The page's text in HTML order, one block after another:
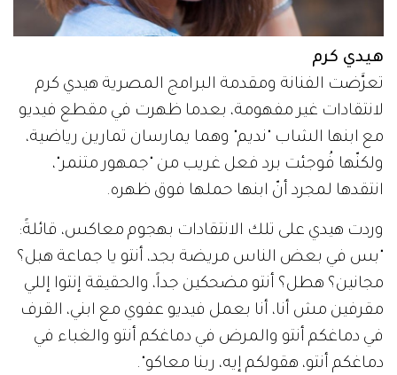
هيدي كرم
تعرَّضت الفنانة ومقدمة البرامج المصرية هيدي كرم
لانتقادات غير مفهومة، بعدما ظهرت في مقطع فيديو
مع ابنها الشاب "نديم" وهما يمارسان تمارين رياضية،
ولكنّها فُوجئت برد فعل غريب من "جمهور متنمر"،
انتقدها لمجرد أنّ ابنها حملها فوق ظهره.
وردت هيدي على تلك الانتقادات بهجوم معاكس، قائلةً:
"بس في بعض الناس مريضة بجد، أنتو يا جماعة هبل؟
مجانين؟ هطل؟ أنتو مضحكين جداً، والحقيقة إنتوا إللي
مقرفين مش أنا، أنا بعمل فيديو عفوي مع ابني، القرف
في دماغكم أنتو والمرض في دماغكم أنتو والغباء في
دماغكم أنتو، هقولكم إيه، ربنا معاكو".